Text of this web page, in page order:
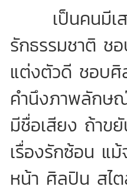
เป็นคนมีเสน่
รักธรรมชาติ ช
แต่งตัวดี ชอบศิ
คำนึงภาพลักษ
มีชื่อเสียง ถ้าข
เรื่องรักซ้อน แม้
หน้า ศิลปิน สไ